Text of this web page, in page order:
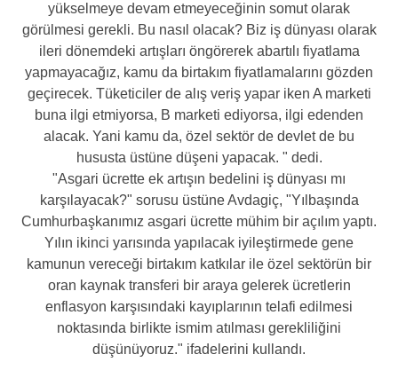
yükselmeye devam etmeyeceğinin somut olarak
görülmesi gerekli. Bu nasıl olacak? Biz iş dünyası olarak
ileri dönemdeki artışları öngörerek abartılı fiyatlama
yapmayacağız, kamu da birtakım fiyatlamalarını gözden
geçirecek. Tüketiciler de alış veriş yapar iken A marketi
buna ilgi etmiyorsa, B marketi ediyorsa, ilgi edenden
alacak. Yani kamu da, özel sektör de devlet de bu
hususta üstüne düşeni yapacak. " dedi.
"Asgari ücrette ek artışın bedelini iş dünyası mı
karşılayacak?" sorusu üstüne Avdagiç, "Yılbaşında
Cumhurbaşkanımız asgari ücrette mühim bir açılım yaptı.
Yılın ikinci yarısında yapılacak iyileştirmede gene
kamunun vereceği birtakım katkılar ile özel sektörün bir
oran kaynak transferi bir araya gelerek ücretlerin
enflasyon karşısındaki kayıplarının telafi edilmesi
noktasında birlikte ismim atılması gerekliliğini
düşünüyoruz." ifadelerini kullandı.